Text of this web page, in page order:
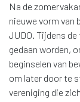
Na de
nieuwe vorm van
JUDO. Tijdens
gedaan worden,
beginselen van
om later door te
vereniging die